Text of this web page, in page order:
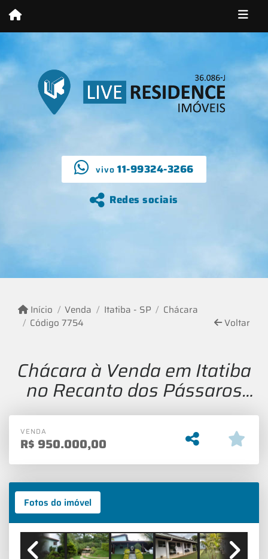
vivo11-99324-3266
Redes sociais
Início Venda Itatiba - SP
Chácara
Código 7754
Voltar
Chácara à Venda em Itatiba
no Recanto dos Pássaros
com 1900m² de Terreno
VENDA
R$ 950.000,00
Fotos do imóvel